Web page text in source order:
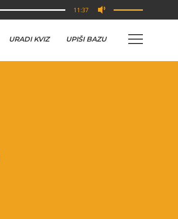
11:37
URADI KVIZ UPIŠI BAZU